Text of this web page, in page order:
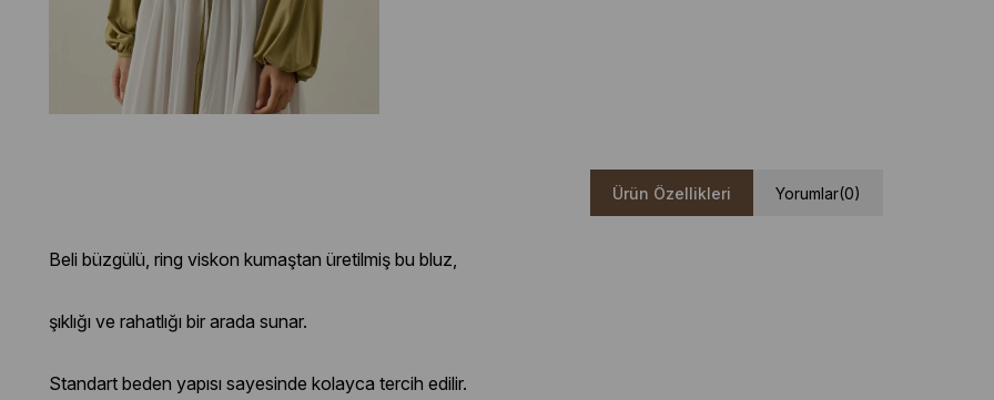
Ürün Özellikleri Yorumlar(0)
Beli büzgülü, ring viskon kumaştan üretilmiş bu bluz,
şıklığı ve rahatlığı bir arada sunar.
Standart beden yapısı sayesinde kolayca tercih edilir.